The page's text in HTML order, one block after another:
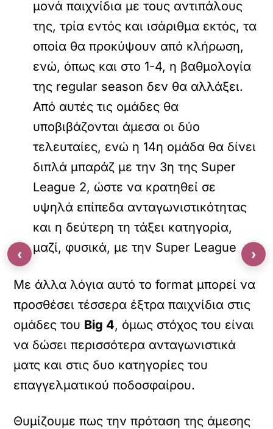
μονά παιχνίδια με τους αντιπάλους
της, τρία εντός και ισάριθμα εκτός, τα
οποία θα προκύψουν από κλήρωση,
ενώ, όπως και στο 1-4, η βαθμολογία
της regular season δεν θα αλλάξει.
Από αυτές τις ομάδες θα
υποβιβάζονται άμεσα οι δύο
τελευταίες, ενώ η 14η ομάδα θα δίνει
διπλά μπαράζ με την 3η της Super
League 2, ώστε να κρατηθεί σε
υψηλά επίπεδα ανταγωνιστικότητας
και η δεύτερη τη τάξει κατηγορία,
μαζί, φυσικά, με την Super League
Με άλλα λόγια αυτό το format μπορεί να
προσθέσει τέσσερα έξτρα παιχνίδια στις
ομάδες του Big 4, όμως στόχος του είναι
να δώσει περισσότερα ανταγωνιστικά
ματς και στις δυο κατηγορίες του
επαγγελματικού ποδοσφαίρου.
Θυμίζουμε πως την πρόταση της άμεσης
‹ ›